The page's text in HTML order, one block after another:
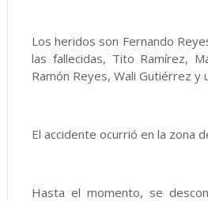
Los heridos son Fernando
las fallecidas, Tito Ramírez,
Ramón Reyes, Wali Gutiérrez y
El accidente ocurrió en la zona
Hasta el momento, se